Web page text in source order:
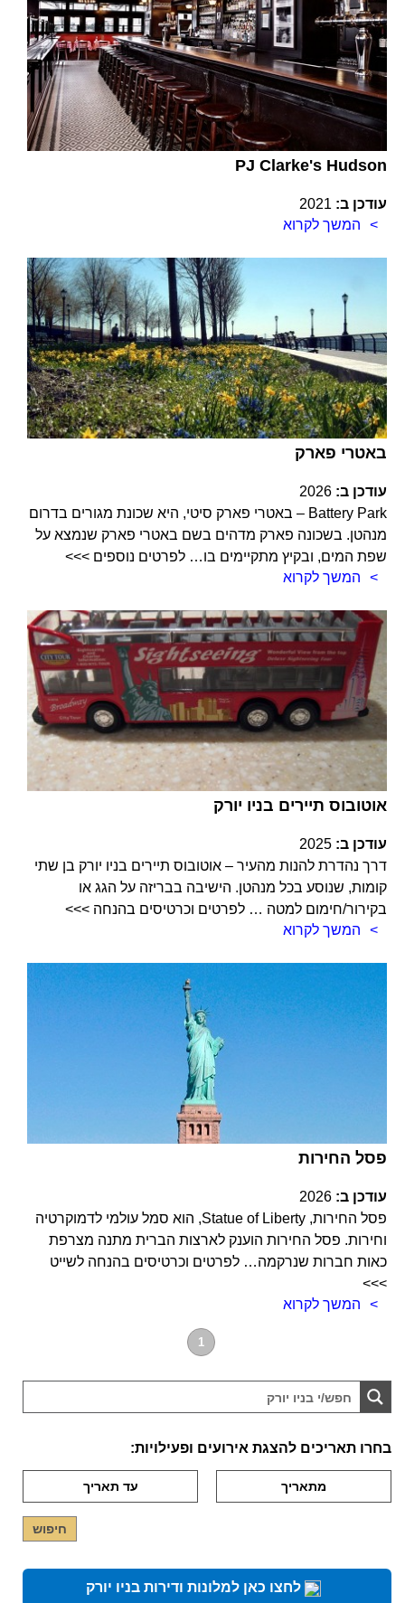
PJ Clarke's Hudson
עודכן ב: 2021
המשך לקרוא
באטרי פארק
עודכן ב: 2026
Battery Park – באטרי פארק סיטי, היא שכונת מגורים בדרום
מנהטן. בשכונה פארק מדהים בשם באטרי פארק שנמצא על
שפת המים, ובקיץ מתקיימים בו… לפרטים נוספים >>>
המשך לקרוא
אוטובוס תיירים בניו יורק
עודכן ב: 2025
דרך נהדרת להנות מהעיר – אוטובוס תיירים בניו יורק בן שתי
קומות, שנוסע בכל מנהטן. הישיבה בבריזה על הגג או
בקירור/חימום למטה … לפרטים וכרטיסים בהנחה >>>
המשך לקרוא
פסל החירות
עודכן ב: 2026
פסל החירות, Statue of Liberty, הוא סמל עולמי לדמוקרטיה
וחירות. פסל החירות הוענק לארצות הברית מתנה מצרפת
כאות חברות שנרקמה… לפרטים וכרטיסים בהנחה לשייט
>>>
המשך לקרוא
1
בחרו תאריכים להצגת אירועים ופעילויות:
לחצו כאן למלונות ודירות בניו יורק